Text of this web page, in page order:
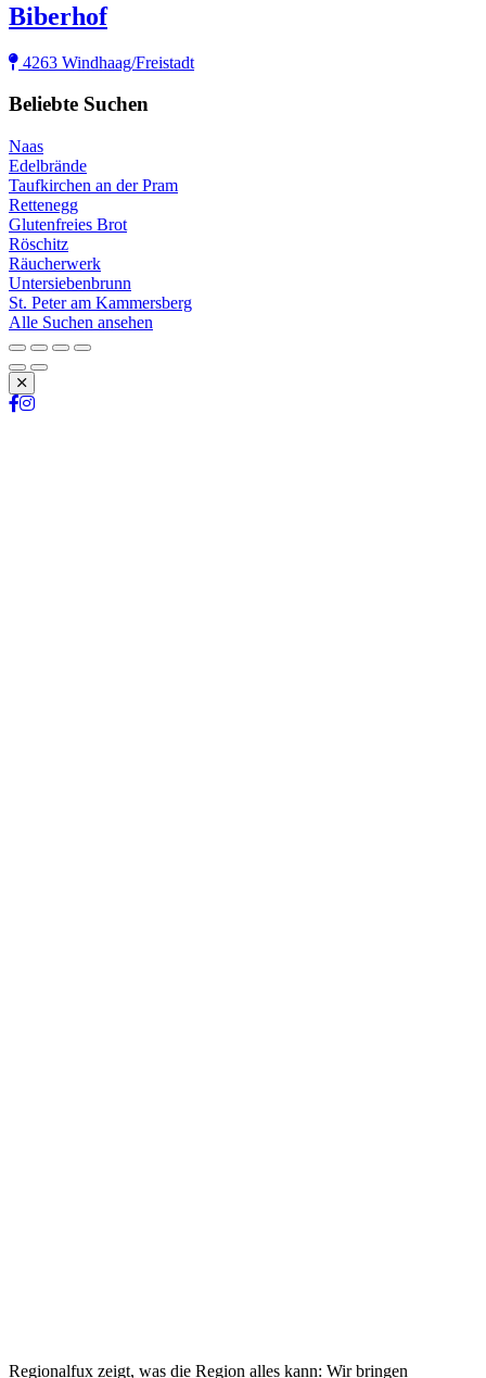
Biberhof
4263 Windhaag/Freistadt
Beliebte Suchen
Naas
Edelbrände
Taufkirchen an der Pram
Rettenegg
Glutenfreies Brot
Röschitz
Räucherwerk
Untersiebenbrunn
St. Peter am Kammersberg
Alle Suchen ansehen
Schließen
Regionalfux zeigt, was die Region alles kann: Wir bringen